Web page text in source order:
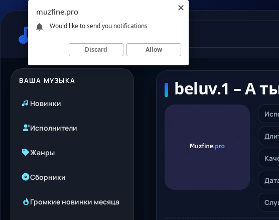
ВАША МУЗЫКА
Новинки
Исполнители
Жанры
Сборники
Громкие новинки месяца
beluv.1 – А
muzfine.pro
Would like to send you notifications
Discard Allow